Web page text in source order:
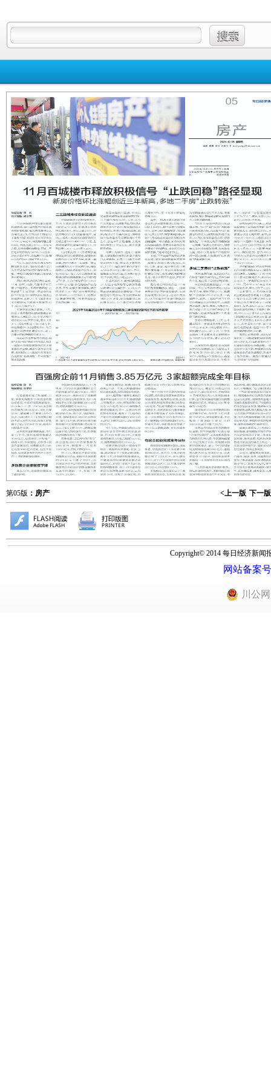
第05版 ：房产 下一
<上一版
Copyright© 2014 每日经济新
网站备案
川公